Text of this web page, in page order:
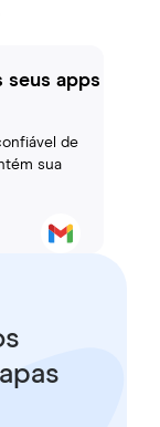
seus apps
de
sua